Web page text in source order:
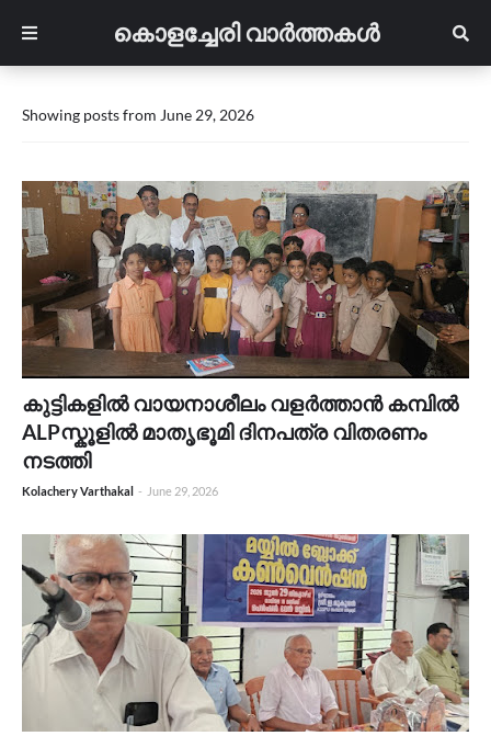
കൊളച്ചേരി വാർത്തകൾ
Showing posts from June 29, 2026
കുട്ടികളിൽ വായനാശീലം വളർത്താൻ കമ്പിൽ
ALPസ്കൂളിൽ മാതൃഭൂമി ദിനപത്ര വിതരണം
നടത്തി
Kolachery Varthakal - June 29, 2026